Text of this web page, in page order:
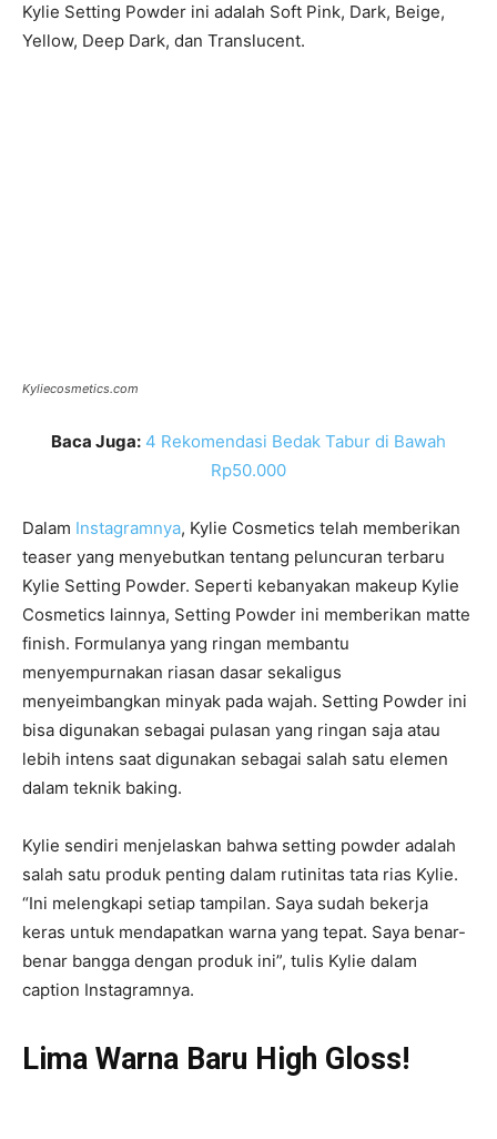
Kylie Setting Powder ini adalah Soft Pink, Dark, Beige,
Yellow, Deep Dark, dan Translucent.
Kyliecosmetics.com
Baca Juga: 4 Rekomendasi Bedak Tabur di Bawah
Rp50.000
Dalam Instagramnya, Kylie Cosmetics telah memberikan
teaser yang menyebutkan tentang peluncuran terbaru
Kylie Setting Powder. Seperti kebanyakan makeup Kylie
Cosmetics lainnya, Setting Powder ini memberikan matte
finish. Formulanya yang ringan membantu
menyempurnakan riasan dasar sekaligus
menyeimbangkan minyak pada wajah. Setting Powder ini
bisa digunakan sebagai pulasan yang ringan saja atau
lebih intens saat digunakan sebagai salah satu elemen
dalam teknik baking.
Kylie sendiri menjelaskan bahwa setting powder adalah
salah satu produk penting dalam rutinitas tata rias Kylie.
“Ini melengkapi setiap tampilan. Saya sudah bekerja
keras untuk mendapatkan warna yang tepat. Saya benar-
benar bangga dengan produk ini”, tulis Kylie dalam
caption Instagramnya.
Lima Warna Baru High Gloss!